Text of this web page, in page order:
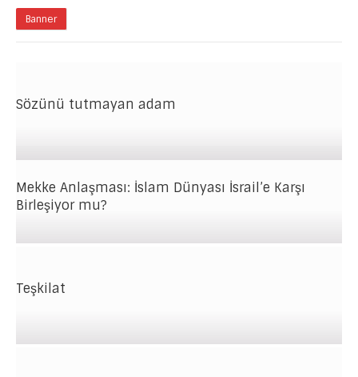
Banner
Sözünü tutmayan adam
Mekke Anlaşması: İslam Dünyası İsrail’e Karşı
Birleşiyor mu?
Teşkilat